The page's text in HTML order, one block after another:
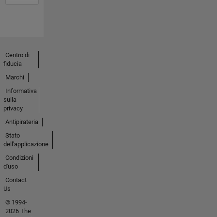
Centro di
fiducia
Marchi
Informativa
sulla
privacy
Antipirateria
Stato
dell'applicazione
Condizioni
d'uso
Contact
Us
© 1994-
2026 The